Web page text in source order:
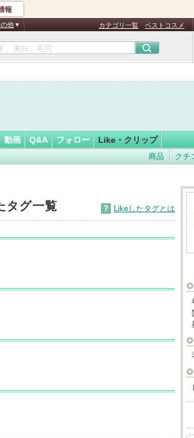
報
の他 カテゴリ一覧 ベストコスメ
LO…さん
認
証
動画 Q&A フォロー Like・クリップ
商品 クチ
タグ一覧 ? Likeしたタグとは